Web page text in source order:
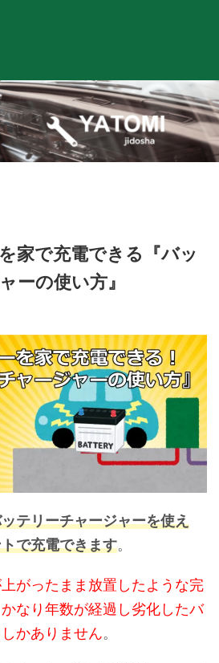
家で充電できる『バッ
ーの使い方』
テリーチャージャーを使え
で充電できます。
がったまま放置したような完
なり年数が経過し劣化したバ
かありません。